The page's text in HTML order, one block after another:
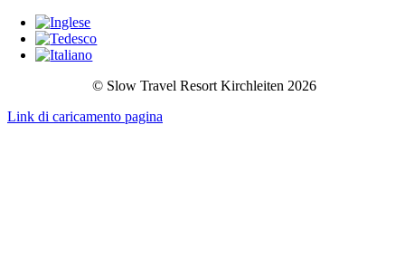
© Slow Travel Resort Kirchleiten 2026
Link di caricamento pagina